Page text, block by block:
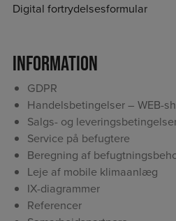
Digital fortrydelsesformular
Information
GDPR
Handelsbetingelser – WEB-
Salgs- og
Service på befugtere
Beregning af
Leje af mobile klimaanlæg
IX-diagrammer
Referencer